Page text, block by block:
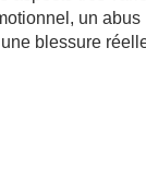
un abus
blessure